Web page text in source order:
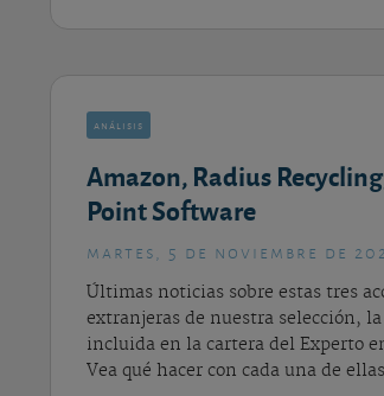
análisis
Amazon, Radius
Point Software
martes, 5 de noviembre de
Últimas noticias sobre estas tres
extranjeras de nuestra selección,
incluida en la cartera del Experto
Vea qué hacer con cada una de